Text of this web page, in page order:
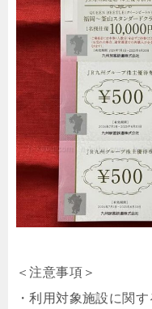
＜注意事項＞
・利用対象施設に関